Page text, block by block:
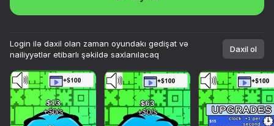
oyun. Hamısı pulsuz.
Hamısı sənin.
Oyna
Login ilə daxil olan zaman oyundakı gedişat və
nailiyyətlər etibarlı şəkildə saxlanılacaq
Daxil ol